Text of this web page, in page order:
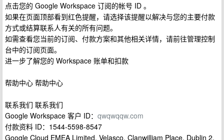
点击您的 Google Workspace 订阅的帐号 ID 。
如果在页面顶部看到红色提醒，请选择该提醒以解决与您的主要付款
方式或结算联系人有关的所有问题。
如需查看您当前的订阅、付款方案和其他相关详情，请前往管理控制
台中的订阅页面。
进一步了解您的 Workspace 账单和扣款
帮助中心 帮助中心
联系我们 联系我们
Google Workspace 客户 ID： qwqwqqw.com
付款资料 ID：1544-5598-8547
Google Cloud EMEA Limited, Velasco, Clanwilliam Place, Dublin 2,